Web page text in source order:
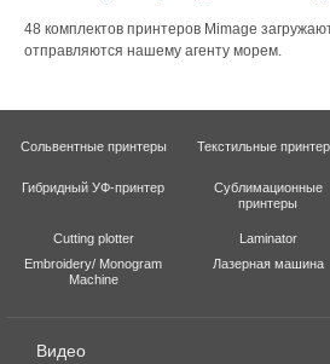
48 комплектов принтеров Mimage
отправляются нашему агенту морем.
Сольвентные принтеры Текстильные
Гибридный УФ-принтер
Сублимационные
принтеры
Cutting plotter
Laminator
Embroidery/ Monogram
Machine
Лазерная машина
Видео